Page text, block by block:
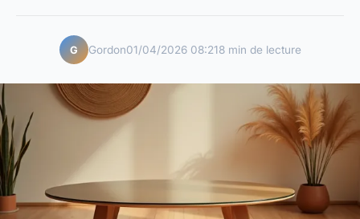
G Gordon01/04/2026 08:218 min de lecture